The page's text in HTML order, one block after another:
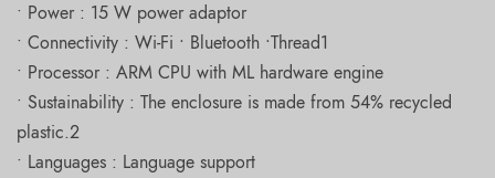
• Power : 15 W power adaptor
• Connectivity : Wi-Fi ∙ Bluetooth ∙Thread1
• Processor : ARM CPU with ML hardware engine
• Sustainability : The enclosure is made from 54% recycled
plastic.2
• Languages : Language support